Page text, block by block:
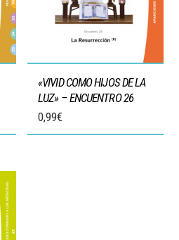
«VIVID COMO HIJOS DE LA
LUZ» – ENCUENTRO 26
0,99€